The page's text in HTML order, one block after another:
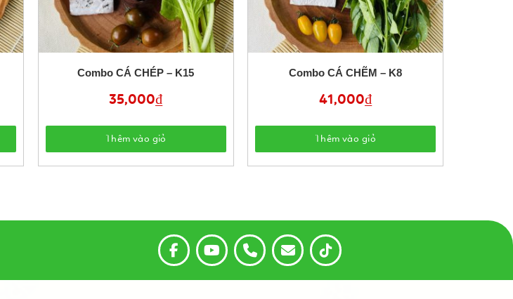
Combo CÁ CHÉP – K15
35,000₫
Thêm vào giỏ
Combo CÁ CHẼM – K8
41,000₫
Thêm vào giỏ